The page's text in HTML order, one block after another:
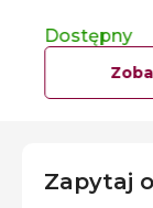
Dostępny
Zapytaj